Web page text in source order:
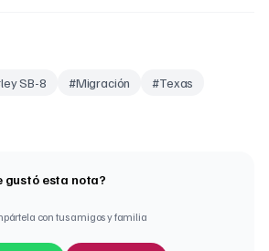
ley SB-8 #Migración #Texas
gustó esta nota?
con tus amigos y familia